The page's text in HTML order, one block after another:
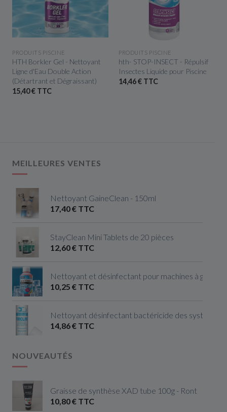
APERÇU RAPIDE
PRODUITS PISCINE
HTH Borkler Gel - Nettoyant
Ligne d'Eau Double Action
(Détartrant et Dégraissant)
15,40 € TTC
APERÇU RAPIDE
PRODUITS PISCINE
hth- STOP-INSECT - Répulsif
Insectes Liquide pour Piscine
14,46 € TTC
MEILLEURES VENTES
Nettoyant GaineClean - 150ml
17,40 € TTC
StayClean Mini Tablets de 20 pièces
12,60 € TTC
Nettoyant et désinfectant pour machines à
10,25 € TTC
Nettoyant désinfectant bactéricide des systèmes
14,86 € TTC
NOUVEAUTÉS
Graisse de synthèse XAD tube 100g - Ront
10,80 € TTC